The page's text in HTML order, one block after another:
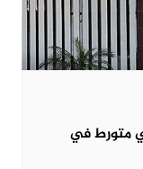
متورط في